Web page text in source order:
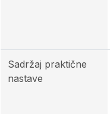
Sadržaj praktične
nastave